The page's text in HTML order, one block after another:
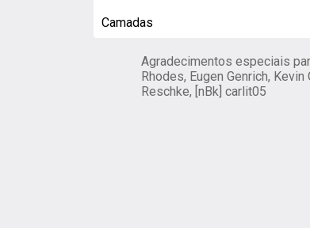
Camadas
Agradecimentos especiais
Rhodes, Eugen Genrich, Kevin
Reschke, [nBk] carlit05